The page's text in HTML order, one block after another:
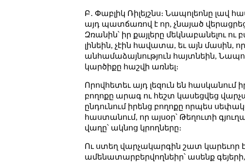
Բ․ Փաբլիկ Ռիլեյշնս։ Նապոլեոնը լավ
այդ պատճառով է որ, չնայած
Զռանին՝ իր քայլերը մեկնաբանելու
լինեին, չէին հավատա, եւ այն մասին,
անհամաձայնություն հայտնեին,
կարծիքը հաշվի առնել։
Որովհետեւ այդ լեզուն են հասկանում
բողոքը արագ ու հեշտ կասեցվեց
ընդունում իրենց բողոքը որպես
հաստանում, որ այսօր՝ Թեղուտի
վաղը՝ ակնոց կրողները։
Ու ստեղ վարչակարգին շատ կարեւոր
ամենատարբերվողնեիր՝ ասենք